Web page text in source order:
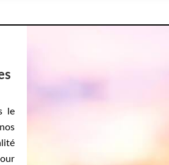
le